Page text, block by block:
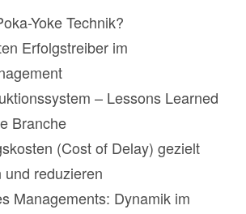
Yoke Technik?
Erfolgstreiber im
– Lessons Learned
Branche
(Cost of Delay) gezielt
und reduzieren
Managements: Dynamik im